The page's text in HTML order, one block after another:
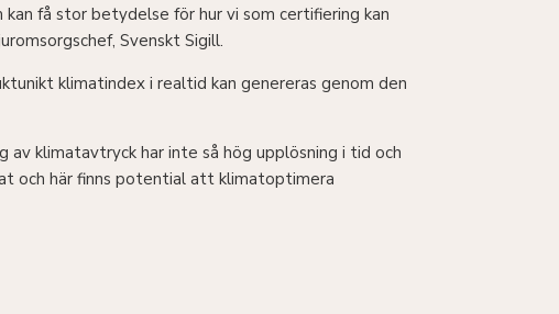
få stor betydelse för hur vi som certifiering kan
Svenskt Sigill.
klimatindex i realtid kan genereras genom den
av klimatavtryck har inte så hög upplösning i tid och
och här finns potential att klimatoptimera